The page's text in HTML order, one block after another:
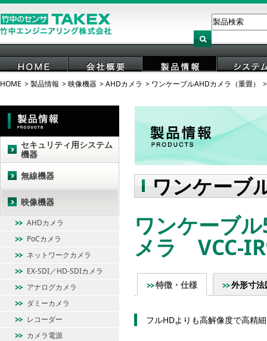
HOME 会社概要 製品情報 システ
HOME 製品情報 映像機器 AHDカメラ ワンケーブルAHDカメラ（重畳）
ワンケーブ
ワンケーブ
メラ VCC-
特徴・仕様 外形寸法
フルHDよりも高解像度で高精
セキュリティ用システム
機器
無線機器
映像機器
AHDカメラ
PoCカメラ
ネットワークカメラ
EX-SDI／HD-SDIカメラ
アナログカメラ
ダミーカメラ
レコーダー
カメラ電源